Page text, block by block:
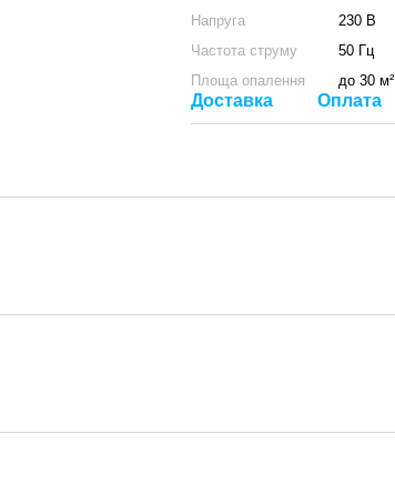
Напруга
230 В
Частота струму
50 Гц
Площа опалення
до 30 м²
Доставка Оплата